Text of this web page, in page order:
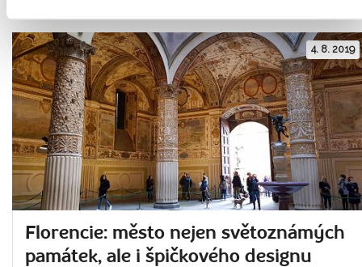
4. 8. 2019
Florencie: město nejen světoznámých
památek, ale i špičkového designu